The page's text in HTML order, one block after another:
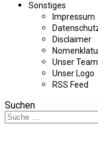
Sonstiges
Impressum
Disclaimer
Unser Team
Unser Logo
RSS Feed
Suchen